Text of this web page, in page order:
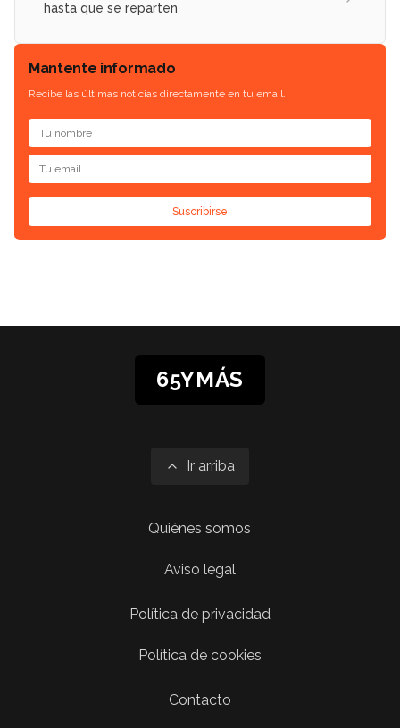
hasta que se reparten
Mantente informado
Recibe las últimas noticias directamente en tu email.
Suscribirse
65YMÁS
Ir arriba
Quiénes somos
Aviso legal
Política de privacidad
Política de cookies
Contacto